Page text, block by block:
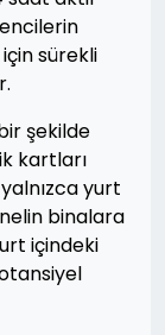
sürekli
şekilde
kartları
yurt
binalara
içindeki